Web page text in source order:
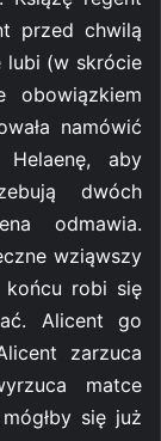
przed chwilą
lubi (w skrócie
obowiązkiem
namówić
aby
dwóch
odmawia.
wziąwszy
końcu robi się
Alicent go
zarzuca
matce
się już